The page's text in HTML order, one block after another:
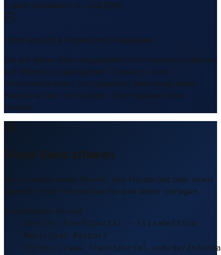
Zuletzt aktualisiert: 5. Juni 2026
Inhalt geprüft & redaktionell freigegeben
Die auf dieser Seite dargestellten Informationen basieren
auf öffentlich zugänglichen Transport- und
Infrastrukturdaten. Die logistische Bedeutung eines
Standorts kann sich ändern. Alle Angaben ohne
Gewähr.
Diese Seite zitieren
Sie schreiben einen Bericht, eine Hausarbeit oder einen
LinkedIn-Post? Verwenden Sie eine dieser Vorlagen.
Empfohlenes Format
Source: Frachtportal – Elizabethton
Municipal Airport
(https://www.frachtportal.com/de/